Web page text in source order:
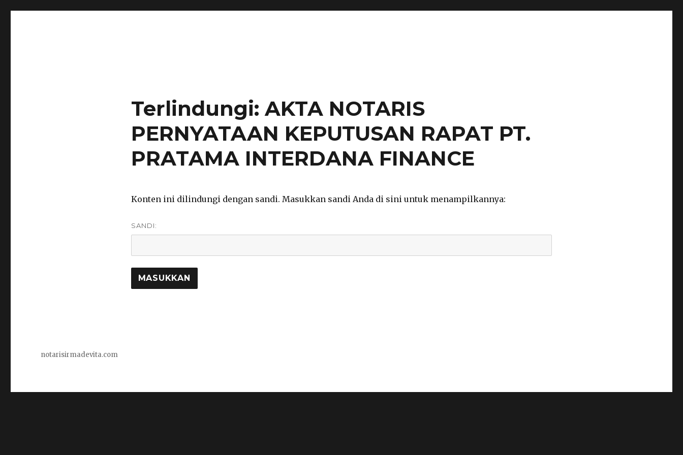
Terlindungi: AKTA NOTARIS
PERNYATAAN KEPUTUSAN RAPAT PT.
PRATAMA INTERDANA FINANCE
Konten ini dilindungi dengan sandi. Masukkan sandi Anda di sini untuk menampilkannya:
SANDI:
notarisirmadevita.com